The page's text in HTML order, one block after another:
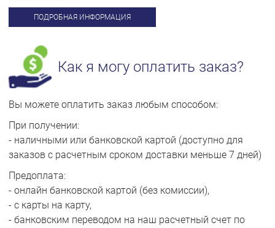
ПОДРОБНАЯ ИНФОРМАЦИЯ
Как я могу оплатить заказ?
Вы можете оплатить заказ любым способом:
При получении:
- наличными или банковской картой (доступно для
заказов с расчетным сроком доставки меньше 7 дней)
Предоплата:
- онлайн банковской картой (без комиссии),
- с карты на карту,
- банковским переводом на наш расчетный счет по